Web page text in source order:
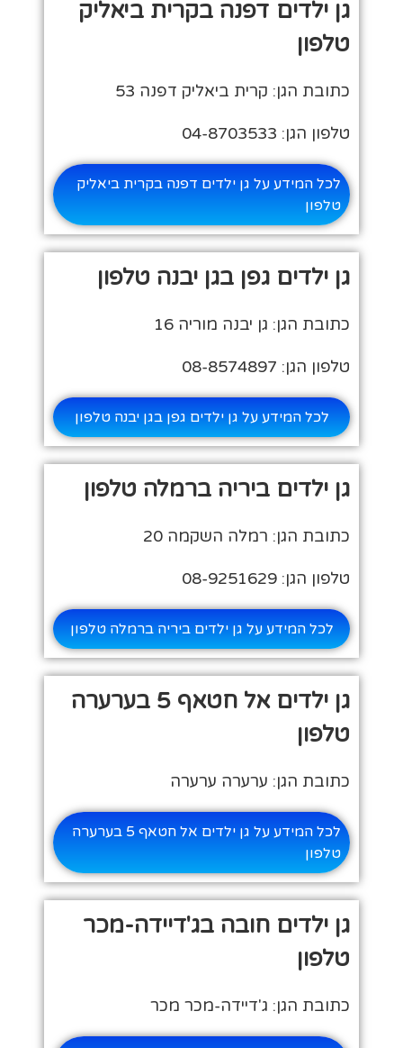
גן ילדים דפנה בקרית ביאליק
טלפון
כתובת הגן: קרית ביאליק דפנה 53
טלפון הגן: 04-8703533
לכל המידע על גן ילדים דפנה בקרית ביאליק
טלפון
גן ילדים גפן בגן יבנה טלפון
כתובת הגן: גן יבנה מוריה 16
טלפון הגן: 08-8574897
לכל המידע על גן ילדים גפן בגן יבנה טלפון
גן ילדים ביריה ברמלה טלפון
כתובת הגן: רמלה השקמה 20
טלפון הגן: 08-9251629
לכל המידע על גן ילדים ביריה ברמלה טלפון
גן ילדים אל חטאף 5 בערערה
טלפון
כתובת הגן: ערערה ערערה
לכל המידע על גן ילדים אל חטאף 5 בערערה
טלפון
גן ילדים חובה בג'דיידה-מכר
טלפון
כתובת הגן: ג'דיידה-מכר מכר